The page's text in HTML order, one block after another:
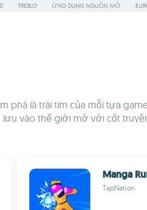
TREBLO ỨNG DỤNG NGUỒN MỞ
là trái tim của mỗi tựa
vào thế giới mở với cốt
Manga
TapNation